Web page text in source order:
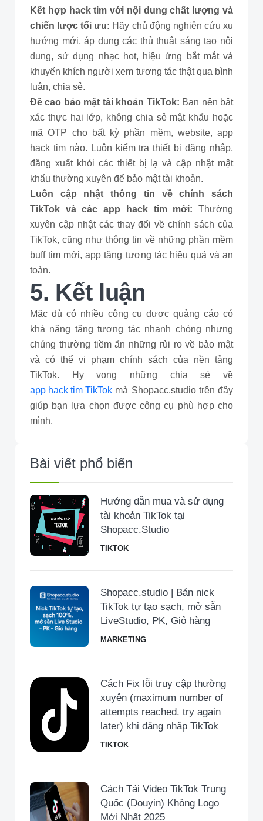
Kết hợp hack tim với nội dung chất lượng và
chiến lược tối ưu: Hãy chủ động nghiên cứu xu
hướng mới, áp dụng các thủ thuật sáng tạo nội
dung, sử dụng nhạc hot, hiệu ứng bắt mắt và
khuyến khích người xem tương tác thật qua bình
luận, chia sẻ.
Đề cao bảo mật tài khoản TikTok: Bạn nên bật
xác thực hai lớp, không chia sẻ mật khẩu hoặc
mã OTP cho bất kỳ phần mềm, website, app
hack tim nào. Luôn kiểm tra thiết bị đăng nhập,
đăng xuất khỏi các thiết bị lạ và cập nhật mật
khẩu thường xuyên để bảo mật tài khoản.
Luôn cập nhật thông tin về chính sách
TikTok và các app hack tim mới: Thường
xuyên cập nhật các thay đổi về chính sách của
TikTok, cũng như thông tin về những phần mềm
buff tim mới, app tăng tương tác hiệu quả và an
toàn.
5. Kết luận
Mặc dù có nhiều công cụ được quảng cáo có
khả năng tăng tương tác nhanh chóng nhưng
chúng thường tiềm ẩn những rủi ro về bảo mật
và có thể vi phạm chính sách của nền tảng
TikTok. Hy vọng những chia sẻ về
app hack tim TikTok mà Shopacc.studio trên đây
giúp bạn lựa chọn được công cụ phù hợp cho
mình.
Bài viết phổ biến
Hướng dẫn mua và sử dụng
tài khoản TikTok tại
Shopacc.Studio
TIKTOK
Shopacc.studio | Bán nick
TikTok tự tạo sạch, mở sẵn
LiveStudio, PK, Giỏ hàng
MARKETING
Cách Fix lỗi truy cập thường
xuyên (maximum number of
attempts reached. try again
later) khi đăng nhập TikTok
TIKTOK
Cách Tải Video TikTok Trung
Quốc (Douyin) Không Logo
Mới Nhất 2025